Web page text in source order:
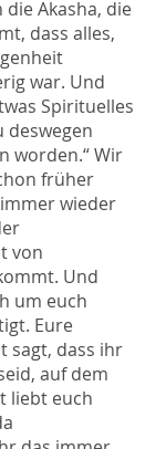
Akasha, die
dass alles,
war. Und
Spirituelles
deswegen
worden.“ Wir
früher
wieder
von
Und
um euch
Eure
sagt, dass ihr
auf dem
liebt euch